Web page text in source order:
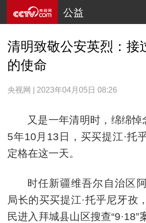
公益
清明致敬公安英烈：接
的使命
央视网 | 2023年04月05日 08:26
又是一年清明时，绵绵
5年10月13日，买买提江·托
定格在这一天。
时任新疆维吾尔自治区
局长的买买提江·托乎尼牙孜
民进入拜城县山区搜查“9·18”